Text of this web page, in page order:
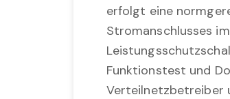
erfolgt eine
Stromanschlusses
Funktionstest und
Verteilnetzbetreiber